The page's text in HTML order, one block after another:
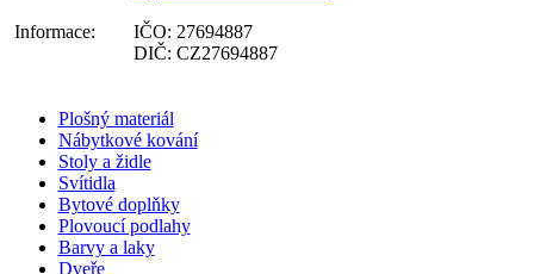
Informace:
IČO: 27694887
DIČ: CZ27694887
Plošný materiál
Nábytkové kování
Stoly a židle
Svítidla
Bytové doplňky
Plovoucí podlahy
Barvy a laky
Dveře